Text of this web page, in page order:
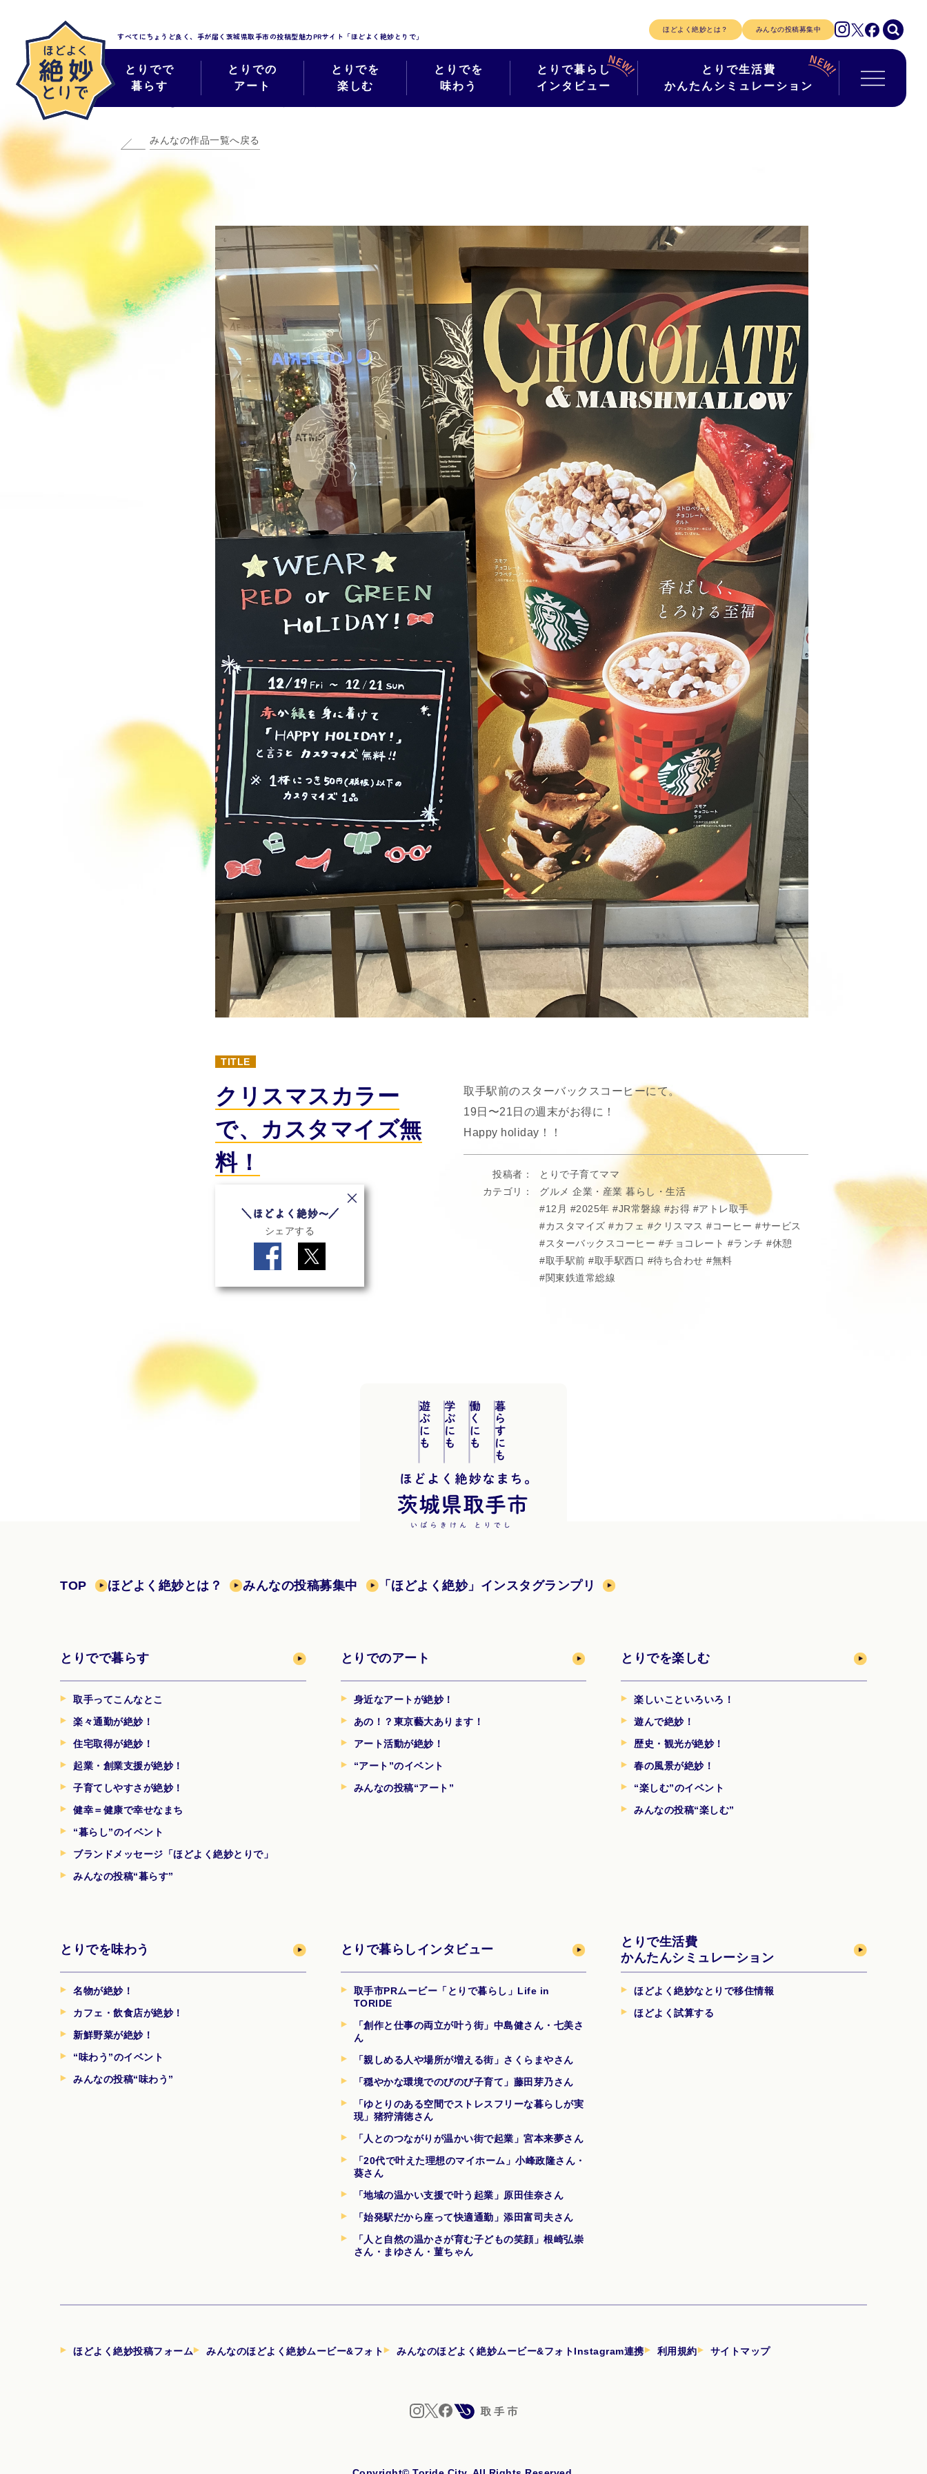
すべてにちょうど良く、手が届く 茨城県取手市の投稿型魅力PRサイト「ほどよく絶妙とりで」
ほどよく絶妙とは？ みんなの投稿募集中
とりでで
暮らす
とりでの
アート
とりでを
楽しむ
とりでを
味わう
とりで暮らし
インタビュー
とりで生活費
かんたんシミュレーション
みんなのほどよく絶妙フォト
みんなの作品一覧へ戻る
TITLE
クリスマスカラー
で、カスタマイズ無
料！
取手駅前のスターバックスコーヒーにて。
19日〜21日の週末がお得に！
Happy holiday！！
シェアする
投稿者
とりで子育てママ
カテゴリ
グルメ 企業・産業 暮らし・生活
12月
2025年 JR常磐線 お得
アトレ取手
カスタマイズ
カフェ クリスマス コーヒー
サービス
スターバックスコーヒー
チョコレート ランチ
休憩
取手駅前
取手駅西口 待ち合わせ
無料
関東鉄道常総線
TOP ほどよく絶妙とは？ みんなの投稿募集中 「ほどよく絶妙」インスタグランプリ
とりでで暮らす
取手ってこんなとこ
楽々通勤が絶妙！
住宅取得が絶妙！
起業・創業支援が絶妙！
子育てしやすさが絶妙！
健幸＝健康で幸せなまち
“暮らし”のイベント
ブランドメッセージ「ほどよく絶妙とりで」
みんなの投稿“暮らす”
とりでのアート
身近なアートが絶妙！
あの！？東京藝大あります！
アート活動が絶妙！
“アート”のイベント
みんなの投稿“アート”
とりでを楽しむ
楽しいこといろいろ！
遊んで絶妙！
歴史・観光が絶妙！
春の風景が絶妙！
“楽しむ”のイベント
みんなの投稿“楽しむ”
とりでを味わう
名物が絶妙！
カフェ・飲食店が絶妙！
新鮮野菜が絶妙！
“味わう”のイベント
みんなの投稿“味わう”
とりで暮らしインタビュー
取手市PRムービー「とりで暮らし」Life in
TORIDE
「創作と仕事の両立が叶う街」中島健さん・七美さ
ん
「親しめる人や場所が増える街」さくらまやさん
「穏やかな環境でのびのび子育て」藤田芽乃さん
「ゆとりのある空間でストレスフリーな暮らしが実
現」猪狩清徳さん
「人とのつながりが温かい街で起業」宮本来夢さん
「20代で叶えた理想のマイホーム」小峰政隆さん・
葵さん
「地域の温かい支援で叶う起業」原田佳奈さん
「始発駅だから座って快適通勤」添田富司夫さん
「人と自然の温かさが育む子どもの笑顔」根崎弘崇
さん・まゆさん・菫ちゃん
とりで生活費
かんたんシミュレーション
ほどよく絶妙なとりで移住情報
ほどよく試算する
ほどよく絶妙投稿フォーム みんなのほどよく絶妙ムービー&フォト みんなのほどよく絶妙ムービー&フォトInstagram連携 利用規約 サイトマップ